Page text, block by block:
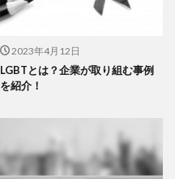
2023年4月12日
LGBTとは？企業が取り組む事例
を紹介！